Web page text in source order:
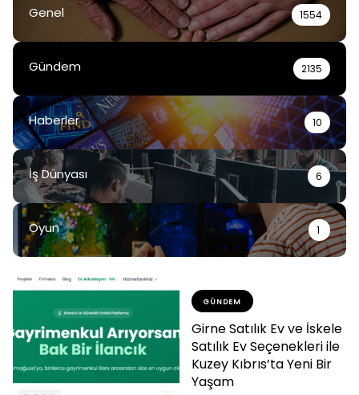
Genel 1554
Gündem 2135
Haberler 10
İş Dünyası 6
Oyun 1
GÜNDEM
Girne Satılık Ev ve İskele
Satılık Ev Seçenekleri ile
Kuzey Kıbrıs’ta Yeni Bir
Yaşam